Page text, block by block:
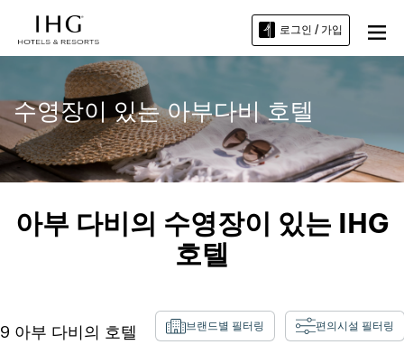
로그인 / 가입
수영장이 있는 아부다비 호텔
아부 다비의 수영장이 있는 IHG
호텔
9 아부 다비 의 호텔 브랜드별 필터링 편의시설 필터링